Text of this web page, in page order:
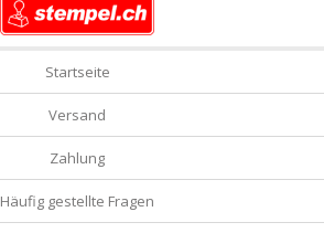
Startseite
Versand
Zahlung
Häufig gestellte Fragen